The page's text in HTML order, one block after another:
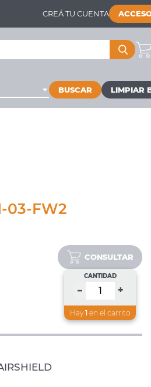
CREÁ TU CUENTA
BUSCAR
03-FW2
CONSULTAR
CANTIDAD
– +
Hay1 en el carrito